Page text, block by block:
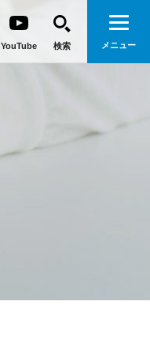
YouTube 検索 メニュー